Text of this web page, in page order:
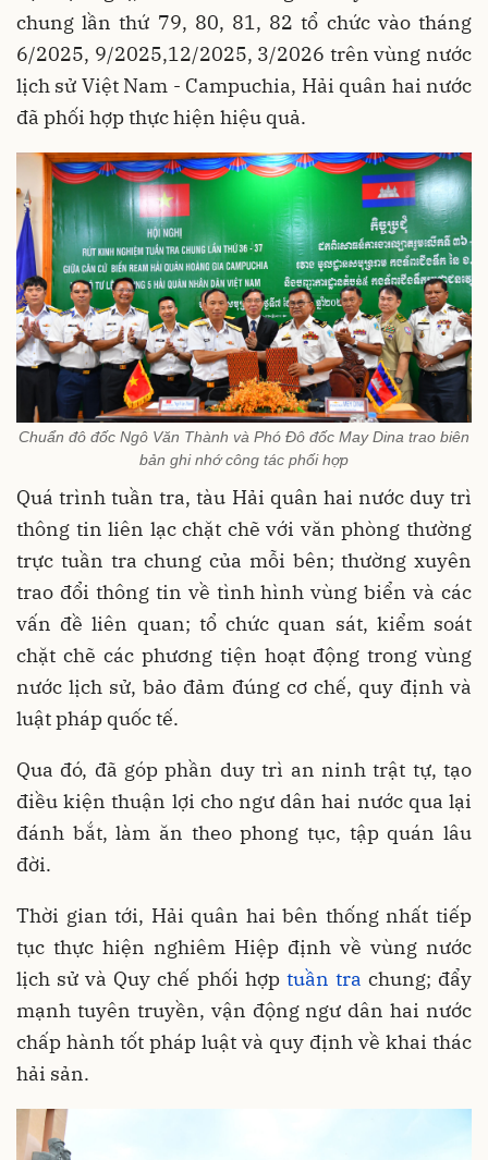
chung lần thứ 79, 80, 81, 82 tổ chức vào tháng
6/2025, 9/2025,12/2025, 3/2026 trên vùng nước
lịch sử Việt Nam - Campuchia, Hải quân hai nước
đã phối hợp thực hiện hiệu quả.
Chuẩn đô đốc Ngô Văn Thành và Phó Đô đốc May Dina trao biên
bản ghi nhớ công tác phối hợp
Quá trình tuần tra, tàu Hải quân hai nước duy trì
thông tin liên lạc chặt chẽ với văn phòng thường
trực tuần tra chung của mỗi bên; thường xuyên
trao đổi thông tin về tình hình vùng biển và các
vấn đề liên quan; tổ chức quan sát, kiểm soát
chặt chẽ các phương tiện hoạt động trong vùng
nước lịch sử, bảo đảm đúng cơ chế, quy định và
luật pháp quốc tế.
Qua đó, đã góp phần duy trì an ninh trật tự, tạo
điều kiện thuận lợi cho ngư dân hai nước qua lại
đánh bắt, làm ăn theo phong tục, tập quán lâu
đời.
Thời gian tới, Hải quân hai bên thống nhất tiếp
tục thực hiện nghiêm Hiệp định về vùng nước
lịch sử và Quy chế phối hợp tuần tra chung; đẩy
mạnh tuyên truyền, vận động ngư dân hai nước
chấp hành tốt pháp luật và quy định về khai thác
hải sản.